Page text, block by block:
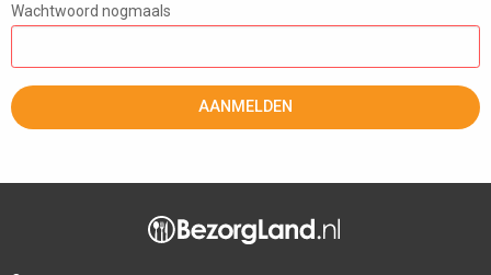
Wachtwoord nogmaals
AANMELDEN